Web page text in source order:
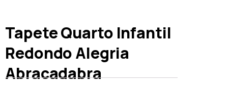
Tapete Quarto Infantil
Redondo Alegria
Abracadabra